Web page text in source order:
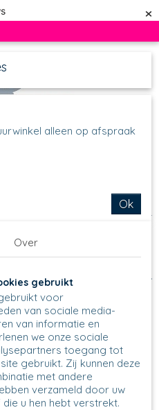
×
alleen op afspraak
Ok
Over
gebruikt
voor
van sociale media-
van informatie en
we onze sociale
toegang tot
gebruikt. Zij kunnen deze
met andere
verzameld door uw
u hen hebt verstrekt.